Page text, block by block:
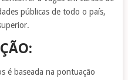
públicas de todo o país,
é baseada na pontuação